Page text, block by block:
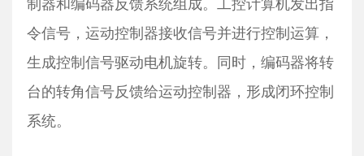
令信号，运动控制器接收信号并进行控制运算，
生成控制信号驱动电机旋转。同时，编码器将转
台的转角信号反馈给运动控制器，形成闭环控制
系统。